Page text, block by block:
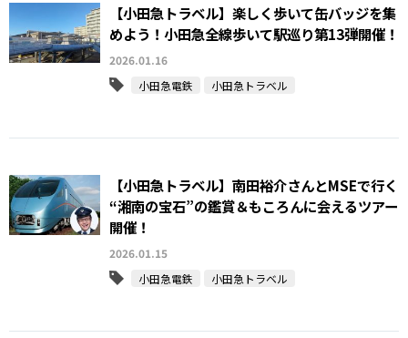
【小田急トラベル】楽しく歩いて缶バッジを集
めよう！小田急全線歩いて駅巡り第13弾開催！
2026.01.16
小田急電鉄
小田急トラベル
【小田急トラベル】南田裕介さんとMSEで行く
“湘南の宝石”の鑑賞＆もころんに会えるツアー
開催！
2026.01.15
小田急電鉄
小田急トラベル